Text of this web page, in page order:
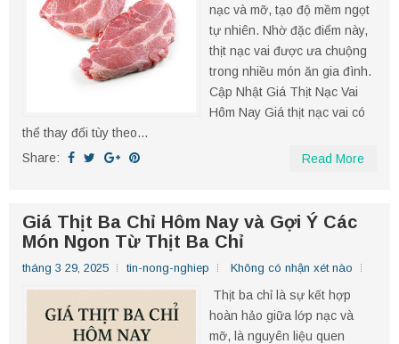
nạc và mỡ, tạo độ mềm ngọt
tự nhiên. Nhờ đặc điểm này,
thịt nạc vai được ưa chuộng
trong nhiều món ăn gia đình.
Cập Nhật Giá Thịt Nạc Vai
Hôm Nay Giá thịt nạc vai có
thể thay đổi tùy theo...
Share:
Read More
Giá Thịt Ba Chỉ Hôm Nay và Gợi Ý Các
Món Ngon Từ Thịt Ba Chỉ
tháng 3 29, 2025 tin-nong-nghiep Không có nhận xét nào
Thịt ba chỉ là sự kết hợp
hoàn hảo giữa lớp nạc và
mỡ, là nguyên liệu quen